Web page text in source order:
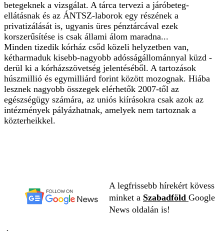
betegeknek a vizsgálat. A tárca tervezi a járóbeteg-
ellátásnak és az ÁNTSZ-laborok egy részének a
privatizálását is, ugyanis üres pénztárcával ezek
korszerűsítése is csak állami álom maradna...
Minden tizedik kórház csőd közeli helyzetben van,
kétharmaduk kisebb-nagyobb adósságállománnyal küzd -
derül ki a kórházszövetség jelentéséből. A tartozások
húszmillió és egymilliárd forint között mozognak. Hiába
lesznek nagyobb összegek elérhetők 2007-től az
egészségügy számára, az uniós kiírásokra csak azok az
intézmények pályázhatnak, amelyek nem tartoznak a
közterheikkel.
A legfrissebb hírekért kövess
minket a Szabadföld Google
News oldalán is!